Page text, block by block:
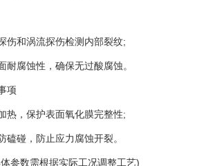
伤和涡流探伤检测内部裂纹;
耐腐蚀性，确保无过酸腐蚀。
项
热，保护表面氧化膜完整性;
磕碰，防止应力腐蚀开裂。
参数需根据实际工况调整工艺)